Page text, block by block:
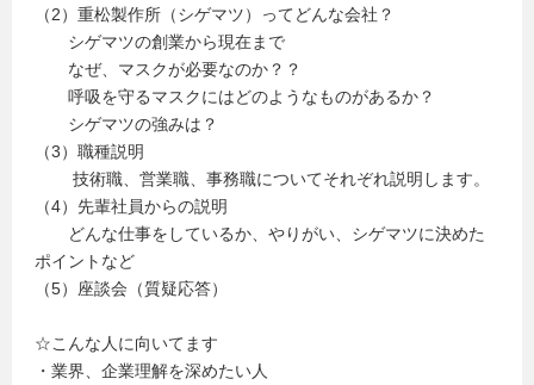
（2）重松製作所（シゲマツ）ってどんな会社？
シゲマツの創業から現在まで
なぜ、マスクが必要なのか？？
呼吸を守るマスクにはどのようなものがあるか？
シゲマツの強みは？
（3）職種説明
技術職、営業職、事務職についてそれぞれ説明します。
（4）先輩社員からの説明
どんな仕事をしているか、やりがい、シゲマツに決めた
ポイントなど
（5）座談会（質疑応答）
☆こんな人に向いてます
・業界、企業理解を深めたい人